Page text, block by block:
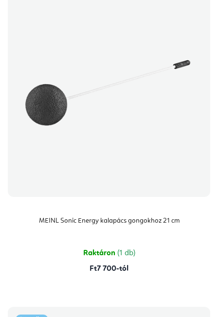
MEINL Sonic Energy kalapács gongokhoz 21 cm
Raktáron (1 db)
Ft7 700-tól